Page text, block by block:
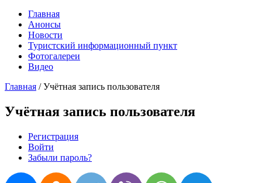
Главная
Анонсы
Новости
Туристский информационный пункт
Фотогалереи
Видео
Главная /Учётная запись пользователя
Учётная запись пользователя
Главные вкладки
Регистрация
Войти
Забыли пароль?